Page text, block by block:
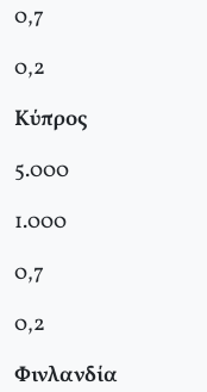
0,7
0,2
Κύπρος
5.000
1.000
0,7
0,2
Φινλανδία